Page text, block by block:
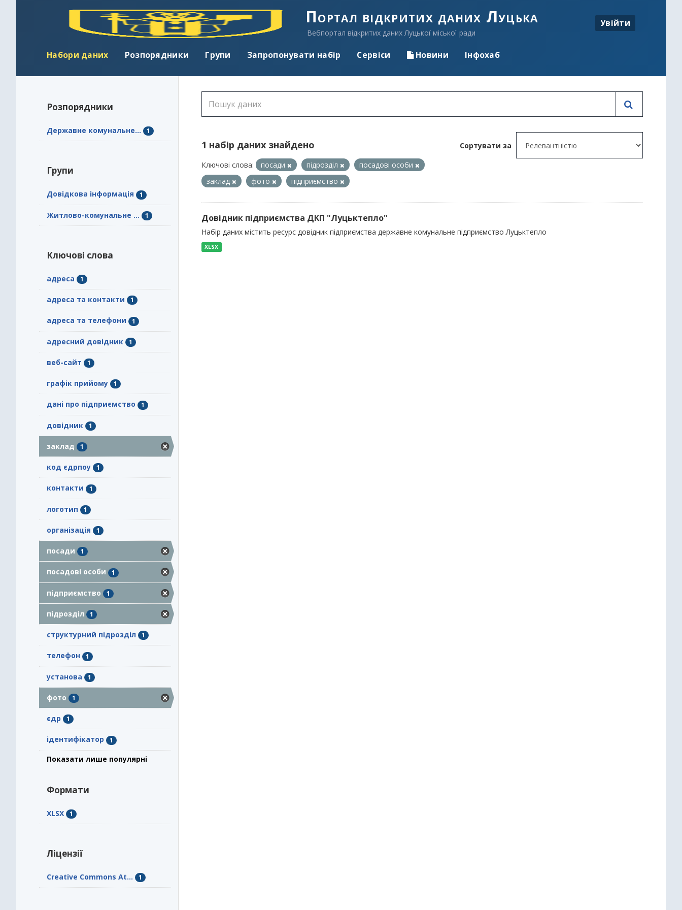
Портал відкритих даних Луцька
Вебпортал відкритих даних Луцької міської ради
Увійти
Набори даних Розпорядники Групи Запропонувати набір Сервіси Новини Інфохаб
Розпорядники
Державне комунальне... 1
Групи
Довідкова інформація 1
Житлово-комунальне ... 1
Ключові слова
адреса 1
адреса та контакти 1
адреса та телефони 1
адресний довідник 1
веб-сайт 1
графік прийому 1
дані про підприємство 1
довідник 1
заклад 1
код єдрпоу 1
контакти 1
логотип 1
організація 1
посади 1
посадові особи 1
підприємство 1
підрозділ 1
структурний підрозділ 1
телефон 1
установа 1
фото 1
єдр 1
ідентифікатор 1
Показати лише популярні
Формати
XLSX 1
Ліцензії
Creative Commons At... 1
Сортувати за
1 набір даних знайдено
Ключові слова: посади підрозділ
посадові особи
заклад
фото підприємство
Довідник підприємства ДКП "Луцьктепло"
Набір даних містить ресурс довідник підприємства державне комунальне підприємство Луцьктепло
XLSX